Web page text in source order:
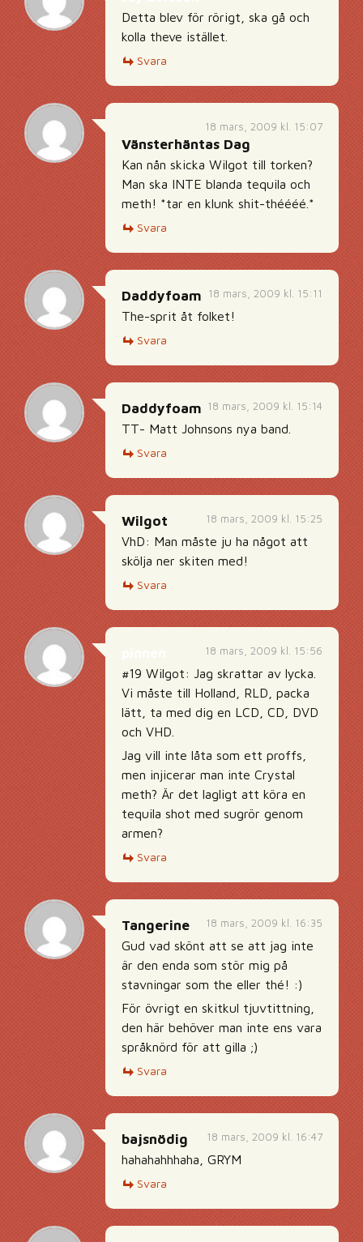
Detta blev för rörigt, ska gå och
kolla theve istället.
Svara
18 mars, 2009 kl. 15:07
Vänsterhäntas Dag
Kan nån skicka Wilgot till torken?
Man ska INTE blanda tequila och
meth! *tar en klunk shit-théééé.*
Svara
18 mars, 2009 kl. 15:11
Daddyfoam
The-sprit åt folket!
Svara
18 mars, 2009 kl. 15:14
Daddyfoam
TT- Matt Johnsons nya band.
Svara
18 mars, 2009 kl. 15:25
Wilgot
VhD: Man måste ju ha något att
skölja ner skiten med!
Svara
18 mars, 2009 kl. 15:56
#19 Wilgot: Jag skrattar av lycka.
Vi måste till Holland, RLD, packa
lätt, ta med dig en LCD, CD, DVD
och VHD.
Jag vill inte låta som ett proffs,
men injicerar man inte Crystal
meth? Är det lagligt att köra en
tequila shot med sugrör genom
armen?
Svara
18 mars, 2009 kl. 16:35
Tangerine
Gud vad skönt att se att jag inte
är den enda som stör mig på
stavningar som the eller thé! :)
För övrigt en skitkul tjuvtittning,
den här behöver man inte ens vara
språknörd för att gilla ;)
Svara
18 mars, 2009 kl. 16:47
bajsnödig
hahahahhhaha, GRYM
Svara